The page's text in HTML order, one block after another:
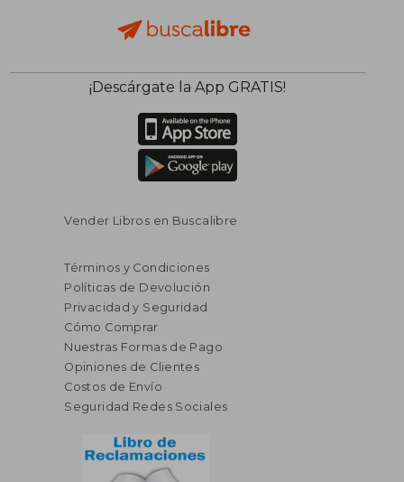
¡Descárgate la App GRATIS!
Vender Libros en Buscalibre
Términos y Condiciones
Políticas de Devolución
Privacidad y Seguridad
Cómo Comprar
Nuestras Formas de Pago
Opiniones de Clientes
Costos de Envío
Seguridad Redes Sociales